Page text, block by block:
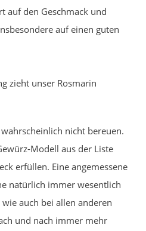
auf den Geschmack und
auf einen guten
zieht unser Rosmarin
nicht bereuen.
Modell aus der Liste
erfüllen. Eine angemessene
natürlich immer wesentlich
auch bei allen anderen
und nach immer mehr